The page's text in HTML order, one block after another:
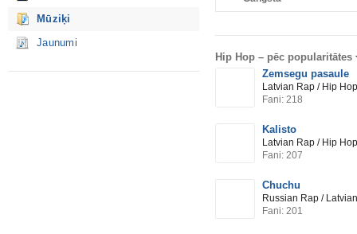
Mūziķi
Jaunumi
Hip Hop – pēc popularitātes
Zemsegu pasaule
Latvian Rap / Hip Hop
Fani: 218
Kalisto
Latvian Rap / Hip Hop
Fani: 207
Chuchu
Russian Rap /
Fani: 201